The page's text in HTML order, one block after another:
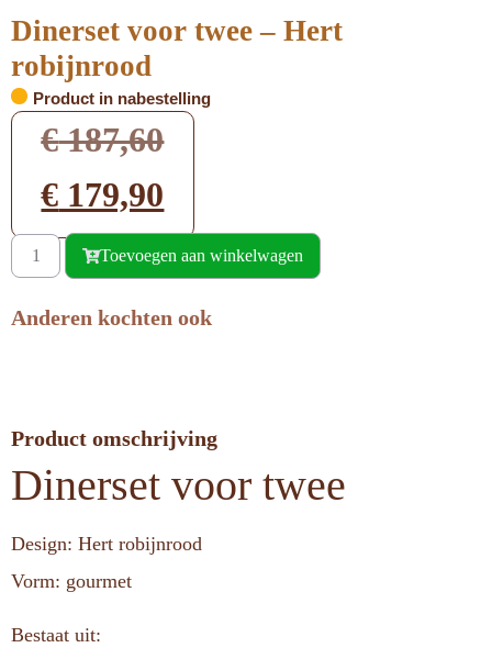
Dinerset voor twee – Hert
robijnrood
Product in nabestelling
€187,60
€ 179,90
Toevoegen aan winkelwagen
Anderen kochten ook
Product omschrijving
Dinerset voor twee
Design: Hert robijnrood
Vorm: gourmet
Bestaat uit: